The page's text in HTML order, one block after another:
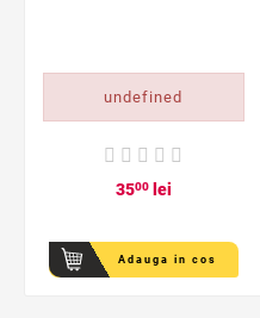
undefined
3500lei
Adauga in cos